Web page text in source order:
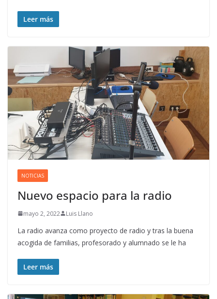
Leer más
NOTICIAS
Nuevo espacio para la radio
mayo 2, 2022 Luis Llano
La radio avanza como proyecto de radio y tras la buena
acogida de familias, profesorado y alumnado se le ha
Leer más